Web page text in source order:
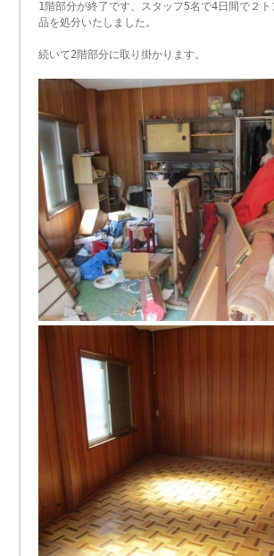
1階部分が終了です、スタッフ5名で4日間で２ト
品を処分いたしました。
続いて2階部分に取り掛かります。